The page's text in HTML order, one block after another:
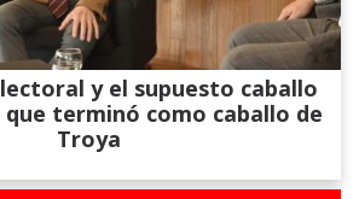
y el supuesto caballo
terminó como caballo de
Troya